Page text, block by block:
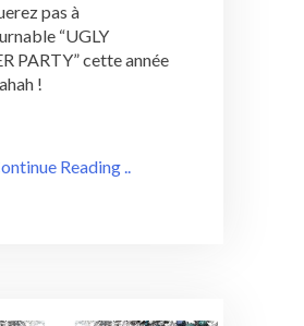
pas à
“UGLY
PARTY” cette année
!
Reading ..